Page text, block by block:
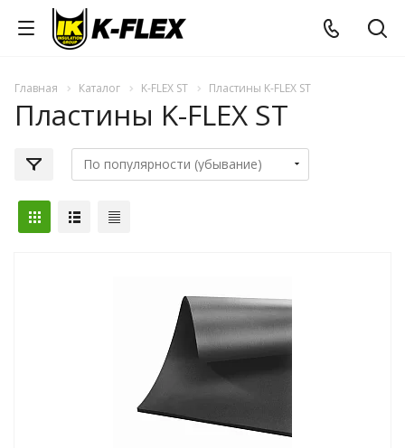
Главная Каталог K-FLEX ST Пластины K-FLEX ST
Пластины K-FLEX ST